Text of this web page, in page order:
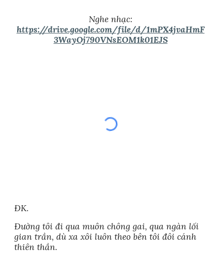
Nghe nhạc:
https://drive.google.com/file/d/1mPX4jvaHmF
3WayOj790VNsEOM1k01EJS
ĐK.
Đường tôi đi qua muôn chông gai, qua ngàn lối
gian trần, dù xa xôi luôn theo bên tôi đôi cánh
thiên thần.